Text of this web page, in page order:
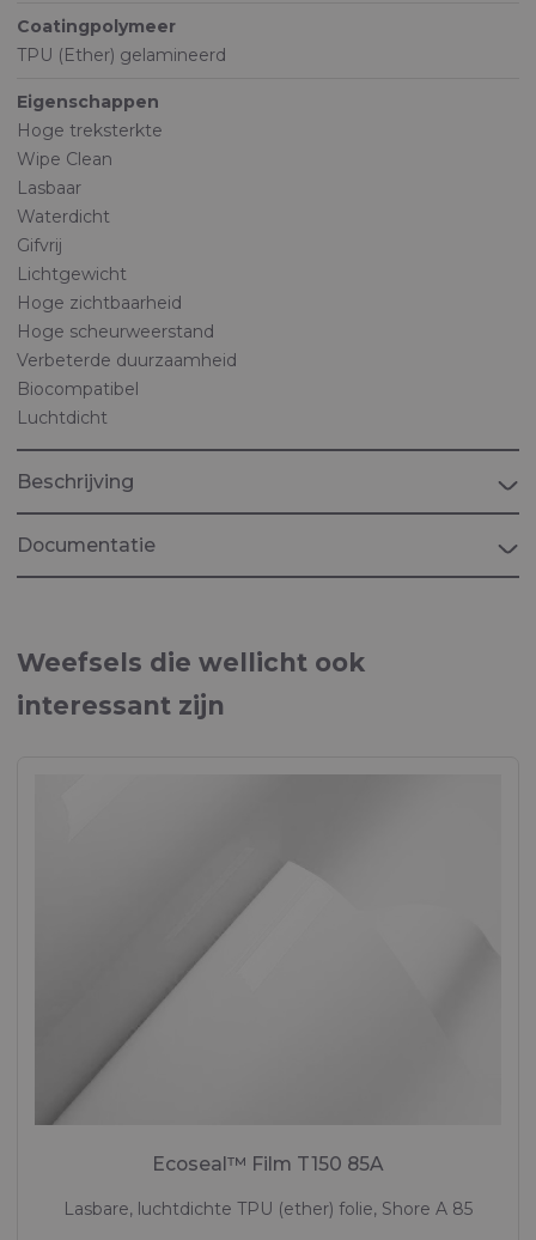
Coatingpolymeer
TPU (Ether) gelamineerd
Eigenschappen
Hoge treksterkte
Wipe Clean
Lasbaar
Waterdicht
Gifvrij
Lichtgewicht
Hoge zichtbaarheid
Hoge scheurweerstand
Verbeterde duurzaamheid
Biocompatibel
Luchtdicht
Beschrijving
Documentatie
Weefsels die wellicht ook
interessant zijn
Ecoseal™ Film T150 85A
Lasbare, luchtdichte TPU (ether) folie, Shore A 85